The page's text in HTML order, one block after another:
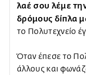
λαέ σου λέμε
δρόμους δίπλα
το Πολυτεχνείο
Όταν έπεσε το
άλλους και